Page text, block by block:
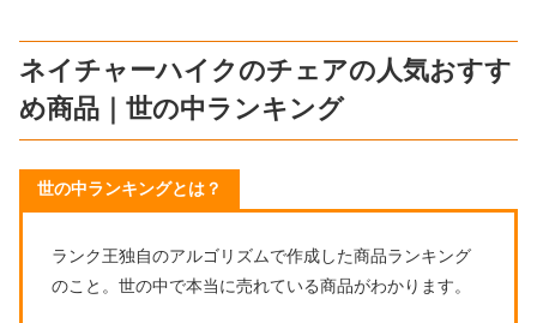
ネイチャーハイクのチェアの人気おすす
め商品｜世の中ランキング
世の中ランキングとは？
ランク王独自のアルゴリズムで作成した商品ランキング
のこと。世の中で本当に売れている商品がわかります。